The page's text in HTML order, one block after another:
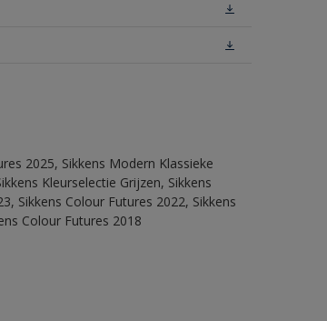
2025, Sikkens Modern Klassieke
Kleurselectie Grijzen, Sikkens
Sikkens Colour Futures 2022, Sikkens
Colour Futures 2018